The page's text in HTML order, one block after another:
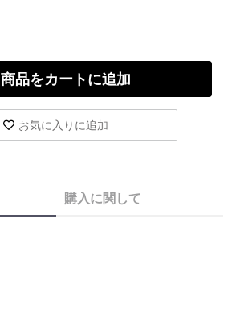
商品をカートに追加
お気に入りに追加
購入に関して